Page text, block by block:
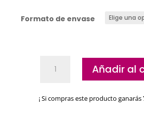
Formato de envase
Antifatiga
Añadir al
¡ Si compras este producto ganarás